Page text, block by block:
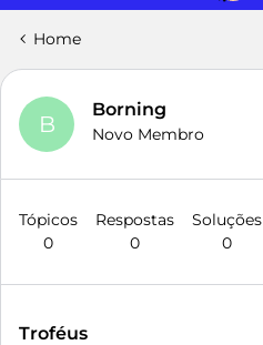
Home
B
Borning
Novo Membro
Tópicos
0
Respostas
0
Soluções
0
Troféus